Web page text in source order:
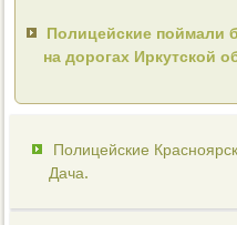
Полицейские поймали
на дорогах Иркутской
Полицейские
Дача.